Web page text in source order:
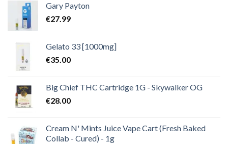
Gary Payton
€27.99
Gelato 33 [1000mg]
€35.00
Big Chief THC Cartridge 1G - Skywalker OG
€28.00
Cream N' Mints Juice Vape Cart (Fresh Baked
Collab - Cured) - 1g